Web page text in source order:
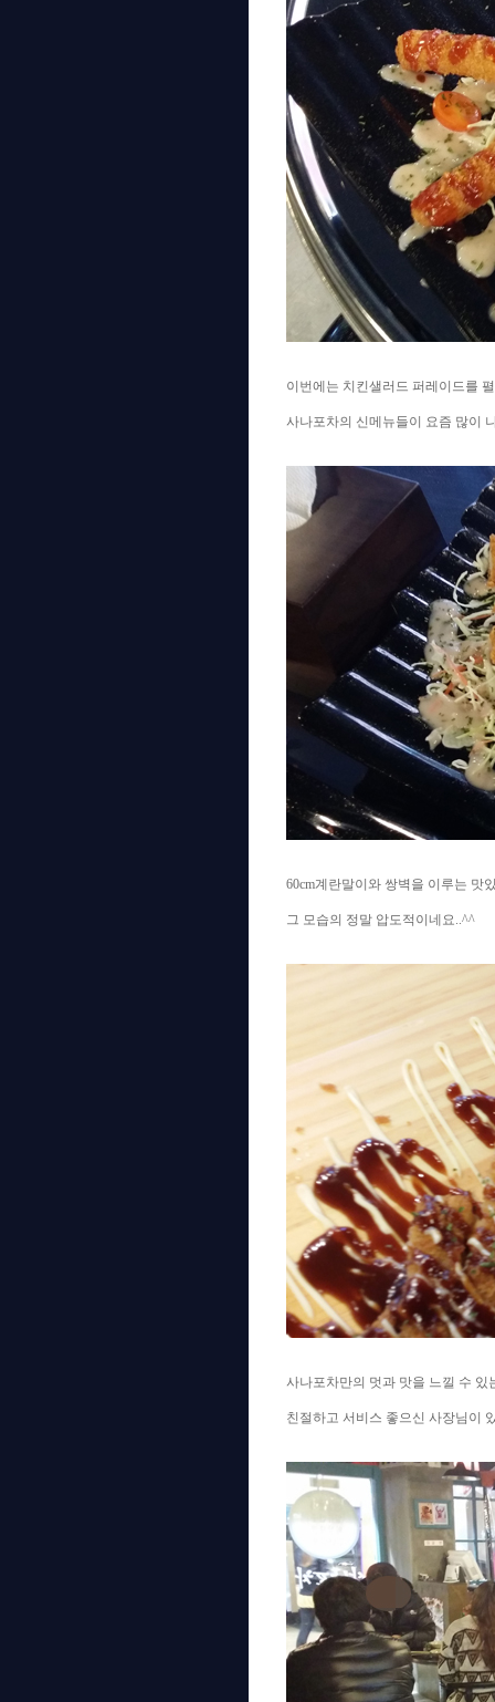
이번에는 치킨샐러드 퍼레이드를
사나포차의 신메뉴들이 요즘 많이
60cm계란말이와 쌍벽을 이루는 맛
그 모습의 정말 압도적이네요..^^
사나포차만의 멋과 맛을 느낄 수 있
친절하고 서비스 좋으신 사장님이